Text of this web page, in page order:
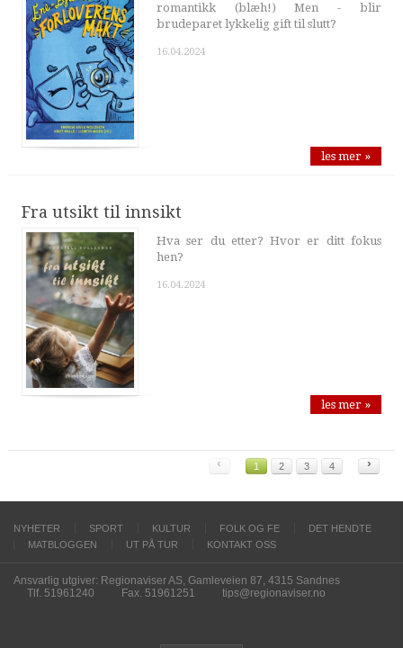
romantikk (blæh!) Men - blir
brudeparet lykkelig gift til slutt?
16.04.2024
les mer »
Fra utsikt til innsikt
Hva ser du etter? Hvor er ditt fokus
hen?
16.04.2024
les mer »
‹ 1 2 3 4 ›
NYHETER SPORT KULTUR FOLK OG FE
DET HENDTE
MATBLOGGEN
UT PÅ TUR KONTAKT OSS
Ansvarlig utgiver: Regionaviser AS, Gamleveien 87, 4315 Sandnes
Tlf. 51961240
Fax. 51961251 tips@regionaviser.no